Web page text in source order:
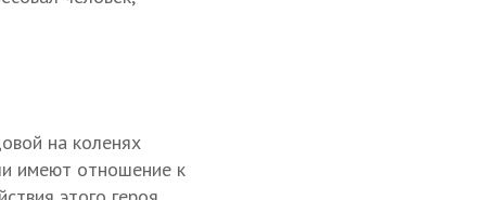
на коленях
имеют отношение к